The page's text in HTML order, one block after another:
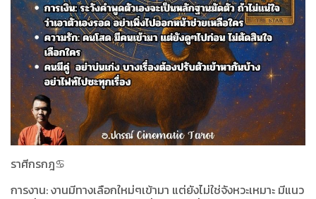
ราศีกรกฎ♋️
การงาน: งานมีทางเลือกใหม่ๆเข้ามา แต่ยังไม่ใช่จังหวะเหมาะ มีแนว